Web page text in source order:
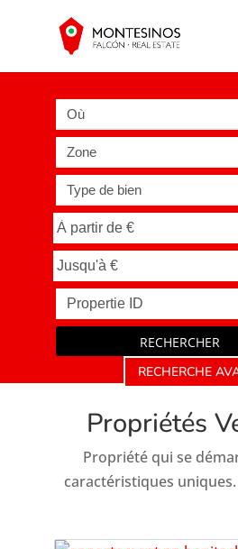
Où
Zone
Type de bien
RECHERCHER
RECHERCHE
Propriétés
Propriété qui se
caractéristiques